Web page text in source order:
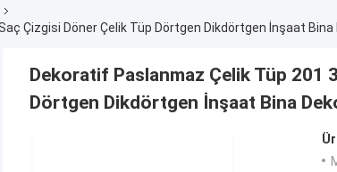
Dekoratif Paslanmaz Çelik Tüp 201
Dörtgen Dikdörtgen İnşaat Bina